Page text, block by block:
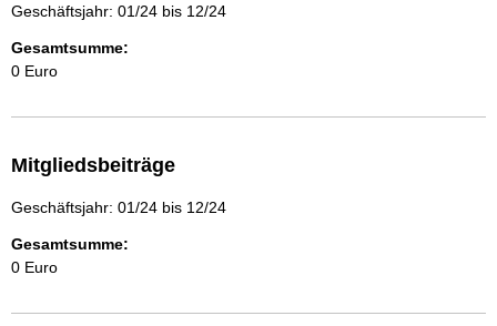
Geschäftsjahr: 01/24 bis 12/24
Gesamtsumme:
0 Euro
Mitgliedsbeiträge
Geschäftsjahr: 01/24 bis 12/24
Gesamtsumme:
0 Euro